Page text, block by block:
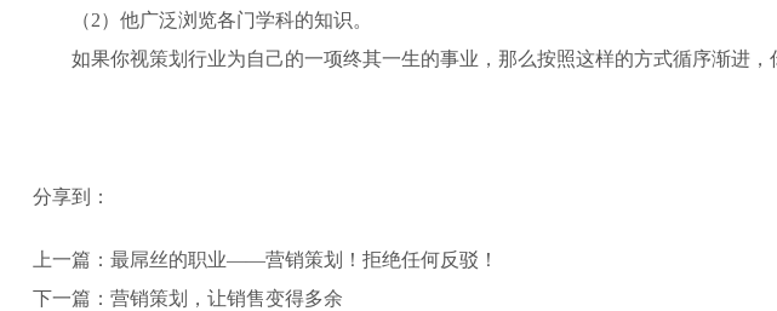
（2）他广泛浏览各门学科的知识。
如果你视策划行业为自己的一项终其一生的事业，那么按照这样的方式循序渐进，
分享到：
上一篇： 最屌丝的职业——营销策划！拒绝任何反驳！
下一篇： 营销策划，让销售变得多余